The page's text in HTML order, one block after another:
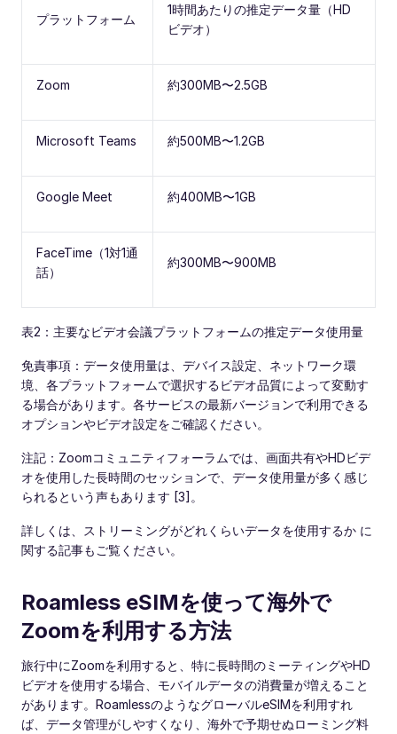
プラットフォーム
1時間あたりの推定データ量（HD
ビデオ）
Zoom 約300MB〜2.5GB
Microsoft Teams 約500MB〜1.2GB
Google Meet 約400MB〜1GB
FaceTime（1対1通
話）
約300MB〜900MB
表2：主要なビデオ会議プラットフォームの推定データ使用量
免責事項：データ使用量は、デバイス設定、ネットワーク環
境、各プラットフォームで選択するビデオ品質によって変動す
る場合があります。各サービスの最新バージョンで利用できる
オプションやビデオ設定をご確認ください。
注記：Zoomコミュニティフォーラムでは、画面共有やHDビデ
オを使用した長時間のセッションで、データ使用量が多く感じ
られるという声もあります [3]。
詳しくは、ストリーミングがどれくらいデータを使用するか に
関する記事もご覧ください。
Roamless eSIMを使って海外で
Zoomを利用する方法
旅行中にZoomを利用すると、特に長時間のミーティングやHD
ビデオを使用する場合、モバイルデータの消費量が増えること
があります。RoamlessのようなグローバルeSIMを利用すれ
ば、データ管理がしやすくなり、海外で予期せぬローミング料